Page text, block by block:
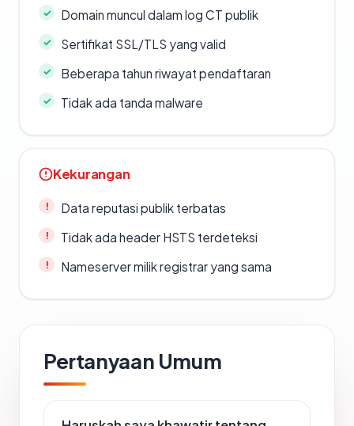
Domain muncul dalam log CT publik
Sertifikat SSL/TLS yang valid
Beberapa tahun riwayat pendaftaran
Tidak ada tanda malware
Kekurangan
Data reputasi publik terbatas
Tidak ada header HSTS terdeteksi
Nameserver milik registrar yang sama
Pertanyaan Umum